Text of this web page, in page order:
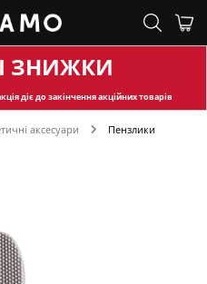
ЗНИЖКИ
діє до закінчення акційних товарів
аксесуари Пензлики